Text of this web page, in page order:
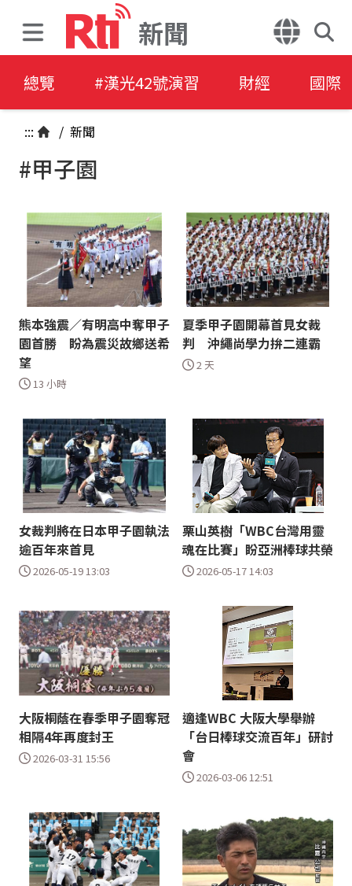
新聞
總覽 #漢光42號演習 財經 國際
::: / 新聞
#甲子園
熊本強震／有明高中奪甲子
園首勝 盼為震災故鄉送希
望
13 小時
夏季甲子園開幕首見女裁
判 沖繩尚學力拚二連霸
2 天
女裁判將在日本甲子園執法
逾百年來首見
2026-05-19 13:03
栗山英樹「WBC台灣用靈
魂在比賽」盼亞洲棒球共榮
2026-05-17 14:03
大阪桐蔭在春季甲子園奪冠
相隔4年再度封王
2026-03-31 15:56
適逢WBC 大阪大學舉辦
「台日棒球交流百年」研討
會
2026-03-06 12:51